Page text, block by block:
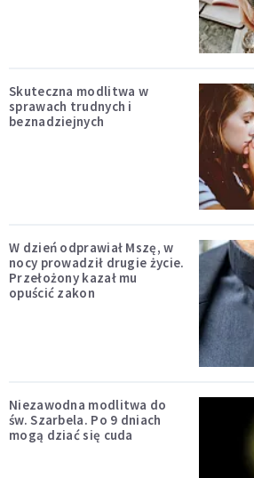
Skuteczna modlitwa w
sprawach trudnych i
beznadziejnych
W dzień odprawiał Mszę, w
nocy prowadził drugie życie.
Przełożony kazał mu
opuścić zakon
Niezawodna modlitwa do
św. Szarbela. Po 9 dniach
mogą dziać się cuda